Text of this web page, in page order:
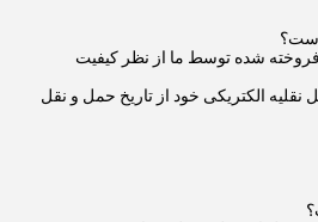
تمام گلف کارت های Excar فروخته شده توسط ما از نظر کیفیت
نقلیه الکتریکی خود از تاریخ حمل و نقل